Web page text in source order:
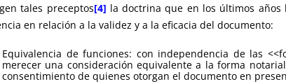
tales preceptos[4] la doctrina que en los últimos
en relación a la validez y a la eficacia del documento:
Equivalencia de funciones: con independencia de las
merecer una consideración equivalente a la forma
consentimiento de quienes otorgan el documento en